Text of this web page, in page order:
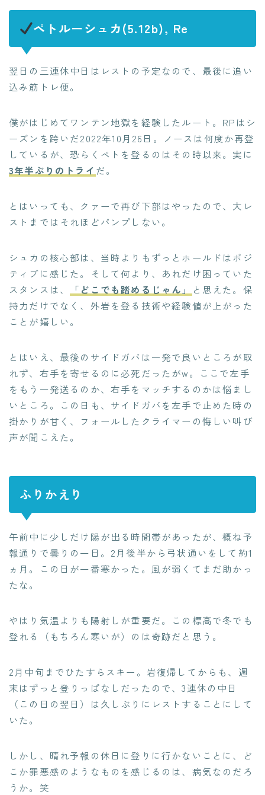
ペトルーシュカ(5.12b), Re
翌日の三連休中日はレストの予定なので、最後に追い
込み筋トレ便。
僕がはじめてワンテン地獄を経験したルート。RPはシ
ーズンを跨いだ2022年10月26日。ノースは何度か再登
しているが、恐らくペトを登るのはその時以来。実に
3年半ぶりのトライ だ。
とはいっても、クァーで再び下部はやったので、大レ
ストまではそれほどパンプしない。
シュカの核心部は、当時よりもずっとホールドはポジ
ティブに感じた。そして何より、あれだけ困っていた
スタンスは、
「どこでも踏めるじゃん」
と思えた。保
持力だけでなく、外岩を登る技術や経験値が上がった
ことが嬉しい。
とはいえ、最後のサイドガバは一発で良いところが取
れず、右手を寄せるのに必死だったがw。ここで左手
をもう一発送るのか、右手をマッチするのかは悩まし
いところ。この日も、サイドガバを左手で止めた時の
掛かりが甘く、フォールしたクライマーの悔しい叫び
声が聞こえた。
ふりかえり
午前中に少しだけ陽が出る時間帯があったが、概ね予
報通りで曇りの一日。2月後半から弓状通いをして約1
ヵ月。この日が一番寒かった。風が弱くてまだ助かっ
たな。
やはり気温よりも陽射しが重要だ。この標高で冬でも
登れる（もちろん寒いが）のは奇跡だと思う。
2月中旬までひたすらスキー。岩復帰してからも、週
末はずっと登りっぱなしだったので、3連休の中日
（この日の翌日）は久しぶりにレストすることにして
いた。
しかし、晴れ予報の休日に登りに行かないことに、ど
こか罪悪感のようなものを感じるのは、病気なのだろ
うか。笑